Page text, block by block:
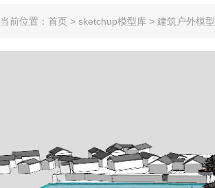
当前位置： 首页 > sketchup模型库 > 建筑户外模型